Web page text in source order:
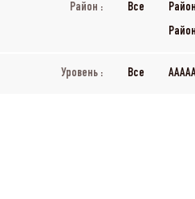
Район : Все
Уровень : Все